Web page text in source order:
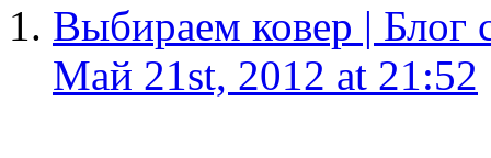
Выбираем ковер | Блог
Май 21st, 2012 at 21:52